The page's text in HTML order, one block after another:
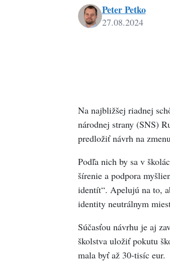
Peter Petko
27.08.2024
Na najbližšej riadnej
národnej strany (SNS)
predložiť návrh na
Podľa nich by sa v
šírenie a podpora
identít“. Apelujú na to,
identity neutrálnym
Súčasťou návrhu je aj
školstva uložiť pokutu
mala byť až 30-tisíc eur.